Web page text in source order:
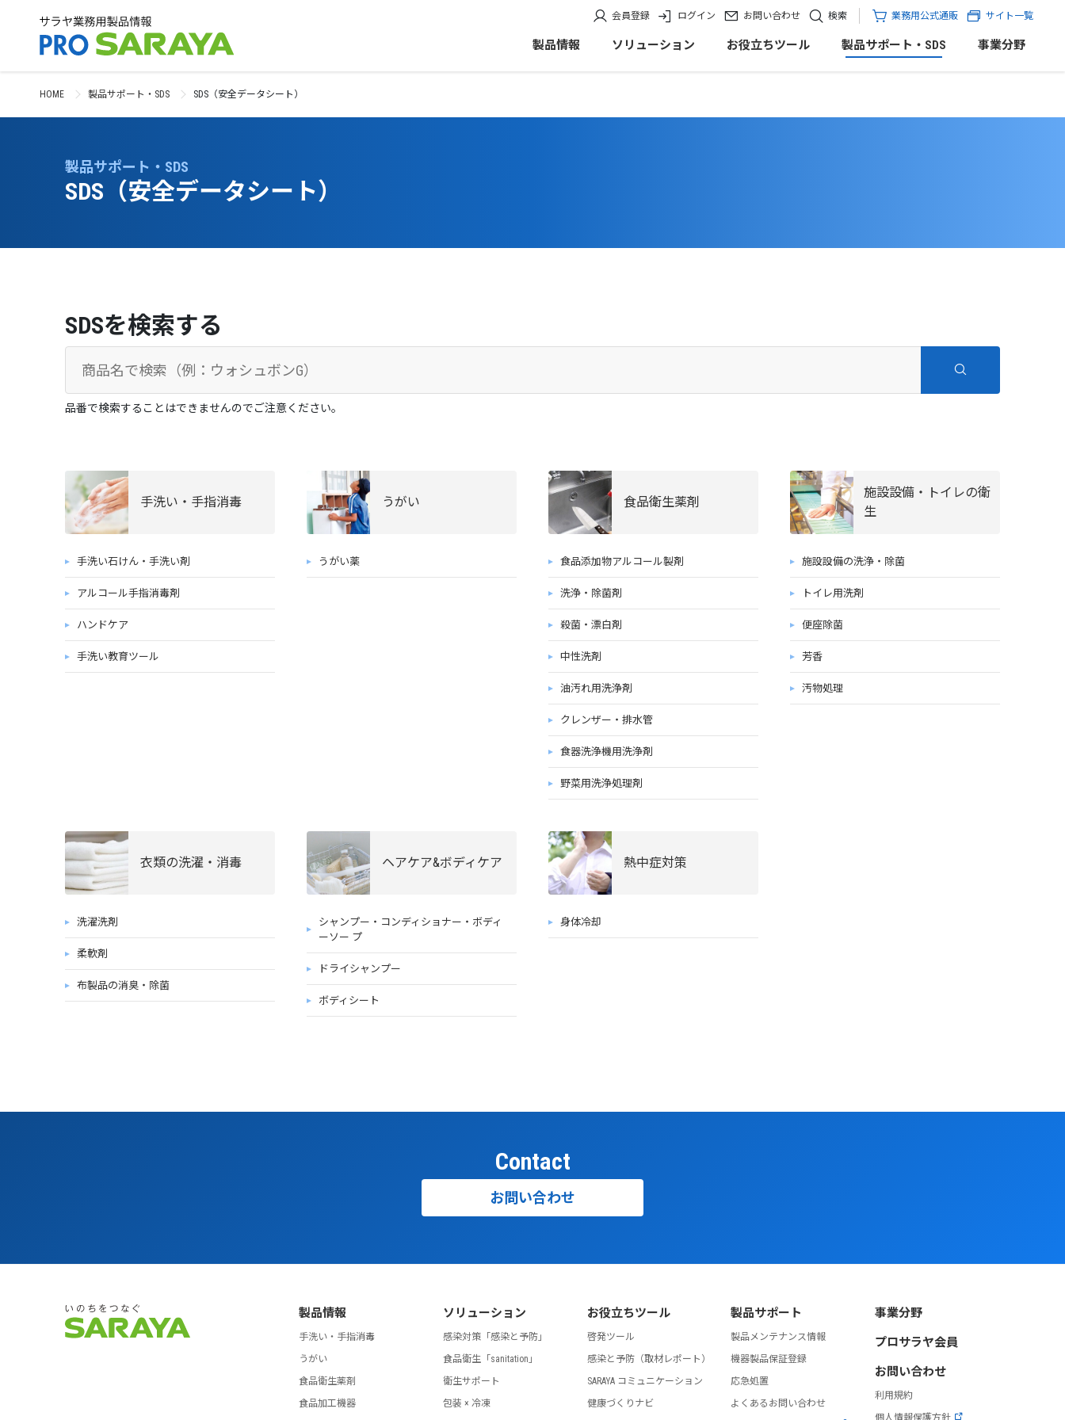
会員登録 ログイン お問い合わせ 検索 業務用公式通販 サイト一覧
製品情報 ソリューション お役立ちツール 製品サポート・SDS 事業分野
HOME 製品サポート・SDS SDS（安全データシート）
製品サポート・SDS
SDS（安全データシート）
SDSを検索する
品番で検索することはできませんのでご注意ください。
手洗い・手指消毒
手洗い石けん・手洗い剤
アルコール手指消毒剤
ハンドケア
手洗い教育ツール
うがい
うがい薬
食品衛生薬剤
食品添加物アルコール製剤
洗浄・除菌剤
殺菌・漂白剤
中性洗剤
油汚れ用洗浄剤
クレンザー・排水管
食器洗浄機用洗浄剤
野菜用洗浄処理剤
施設設備・トイレの衛
生
施設設備の洗浄・除菌
トイレ用洗剤
便座除菌
芳香
汚物処理
衣類の洗濯・消毒
洗濯洗剤
柔軟剤
布製品の消臭・除菌
ヘアケア&ボディケア
シャンプー・コンディショナー・ボディ
ーソー プ
ドライシャンプー
ボディシート
熱中症対策
身体冷却
Contact
お問い合わせ
製品情報
手洗い・手指消毒
うがい
食品衛生薬剤
食品加工機器
ソリューション
感染対策「感染と予防」
食品衛生「sanitation」
衛生サポート
包装 × 冷凍
お役立ちツール
啓発ツール
感染と予防（取材レポート）
SARAYA コミュニケーション
健康づくりナビ
製品サポート
製品メンテナンス情報
機器製品保証登録
応急処置
よくあるお問い合わせ
事業分野
プロサラヤ会員
お問い合わせ
利用規約
個人情報保護方針